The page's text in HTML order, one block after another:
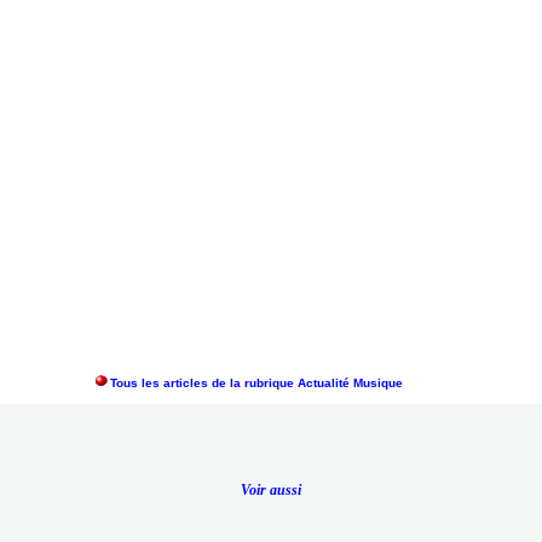
Tous les articles de la rubrique Actualité Musique
Voir aussi